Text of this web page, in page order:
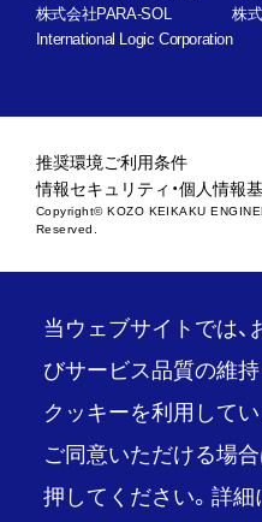
株式会社PARA-SOL
株
International Logic Corporation
推奨環境ご利用条件
情報セキュリティ・個人情報
Copyright© KOZO KEIKAKU
Reserved.
当ウェブサイトでは
びサービス品質の維持
クッキーを利用して
ご同意いただける場合
押してください。詳